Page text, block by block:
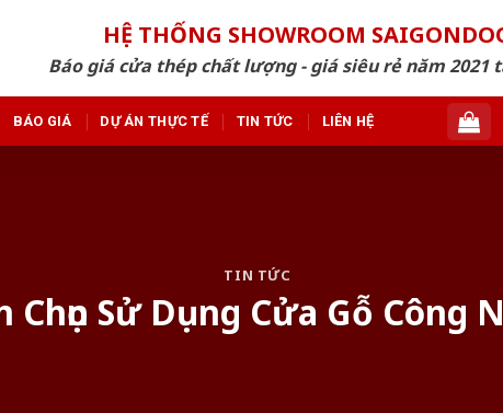
HỆ THỐNG SHOWROOM
Báo giá cửa thép chất lượng - giá siêu rẻ năm 2021
BÁO GIÁ DỰ ÁN THỰC TẾ TIN TỨC LIÊN HỆ
TIN TỨC
Chọn Sử Dụng Cửa Gỗ Công